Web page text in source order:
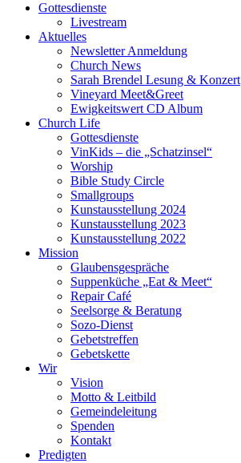
Gottesdienste
Livestream
Aktuelles
Newsletter Anmeldung
Church News
Sarah Brendel Lesung & Konzert
Vineyard Meet&Greet
Ewigkeitswert CD Album
Church Life
Gottesdienste
VinKids – die „Schatzinsel“
Worship
Bible Study Circle
Smallgroups
Kunstausstellung 2024
Kunstausstellung 2023
Kunstausstellung 2022
Mission
Glaubensgespräche
Suppenküche „Eat & Meet“
Repair Café
Seelsorge & Beratung
Sozo-Dienst
Gebetstreffen
Gebetskette
Wir
Vision
Motto & Leitbild
Gemeindeleitung
Spenden
Kontakt
Predigten